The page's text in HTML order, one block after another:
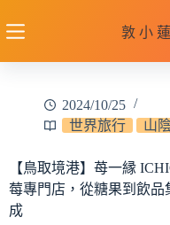
至
敦 小
2024/10/25
世界旅行
山
【鳥取境港】苺一縁
莓專門店，從糖果到飲
成